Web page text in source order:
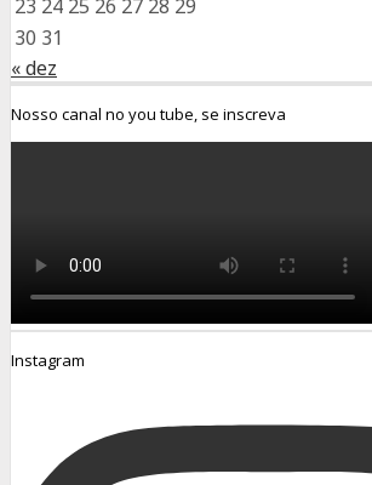
23 24 25 26 27 28 29
30 31
« dez
Nosso canal no you tube, se inscreva
Instagram